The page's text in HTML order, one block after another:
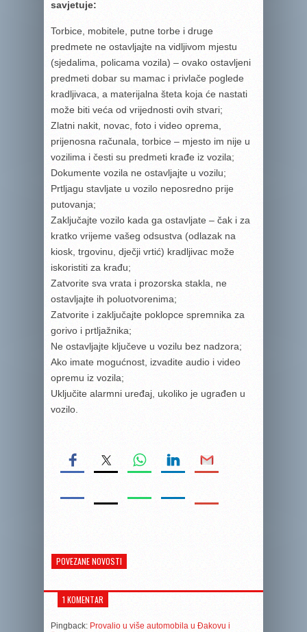
savjetuje:
Torbice, mobitele, putne torbe i druge
predmete ne ostavljajte na vidljivom mjestu
(sjedalima, policama vozila) – ovako ostavljeni
predmeti dobar su mamac i privlače poglede
kradljivaca, a materijalna šteta koja će nastati
može biti veća od vrijednosti ovih stvari;
Zlatni nakit, novac, foto i video oprema,
prijenosna računala, torbice – mjesto im nije u
vozilima i česti su predmeti krađe iz vozila;
Dokumente vozila ne ostavljajte u vozilu;
Prtljagu stavljate u vozilo neposredno prije
putovanja;
Zaključajte vozilo kada ga ostavljate – čak i za
kratko vrijeme vašeg odsustva (odlazak na
kiosk, trgovinu, dječji vrtić) kradljivac može
iskoristiti za krađu;
Zatvorite sva vrata i prozorska stakla, ne
ostavljajte ih poluotvorenima;
Zatvorite i zaključajte poklopce spremnika za
gorivo i prtljažnika;
Ne ostavljajte ključeve u vozilu bez nadzora;
Ako imate mogućnost, izvadite audio i video
opremu iz vozila;
Uključite alarmni uređaj, ukoliko je ugrađen u
vozilo.
POVEZANE NOVOSTI
1 KOMENTAR
Pingback: Provalio u više automobila u Đakovu i